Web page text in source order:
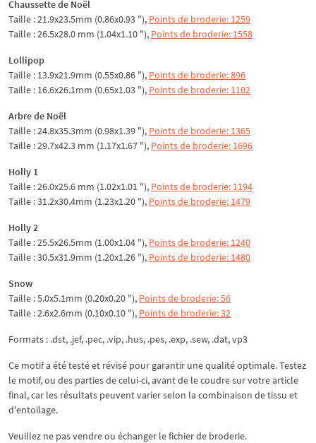
Chaussette de Noël
Taille : 21.9x23.5mm (0.86x0.93 "), Points de broderie: 1259
Taille : 26.5x28.0 mm (1.04x1.10 "), Points de broderie: 1558
Lollipop
Taille : 13.9x21.9mm (0.55x0.86 "), Points de broderie: 896
Taille : 16.6x26.1mm (0.65x1.03 "), Points de broderie: 1102
Arbre de Noël
Taille : 24.8x35.3mm (0.98x1.39 "), Points de broderie: 1365
Taille : 29.7x42.3 mm (1.17x1.67 "), Points de broderie: 1696
Holly 1
Taille : 26.0x25.6 mm (1.02x1.01 "), Points de broderie: 1194
Taille : 31.2x30.4mm (1.23x1.20 "), Points de broderie: 1479
Holly 2
Taille : 25.5x26.5mm (1.00x1.04 "), Points de broderie: 1240
Taille : 30.5x31.9mm (1.20x1.26 "), Points de broderie: 1480
Snow
Taille : 5.0x5.1mm (0.20x0.20 "), Points de broderie: 56
Taille : 2.6x2.6mm (0.10x0.10 "), Points de broderie: 32
Formats : .dst, .jef, .pec, .vip, .hus, .pes, .exp, .sew, .dat, vp3
Ce motif a été testé et révisé pour garantir une qualité optimale. Testez
le motif, ou des parties de celui-ci, avant de le coudre sur votre article
final, car les résultats peuvent varier selon la combinaison de tissu et
d'entoilage.
Veuillez ne pas vendre ou échanger le fichier de broderie.